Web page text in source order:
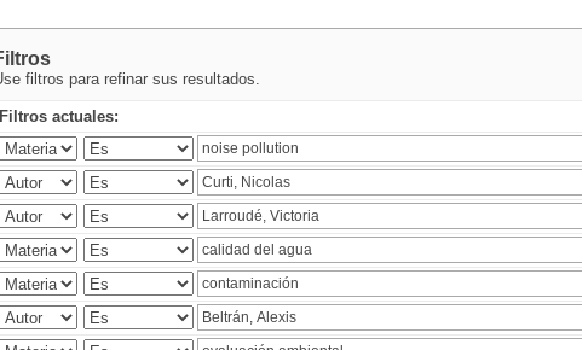
filtros para refinar sus resultados.
Filtros actuales: